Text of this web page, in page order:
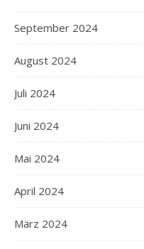
September 2024
August 2024
Juli 2024
Juni 2024
Mai 2024
April 2024
März 2024